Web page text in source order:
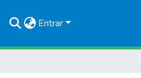
Entrar